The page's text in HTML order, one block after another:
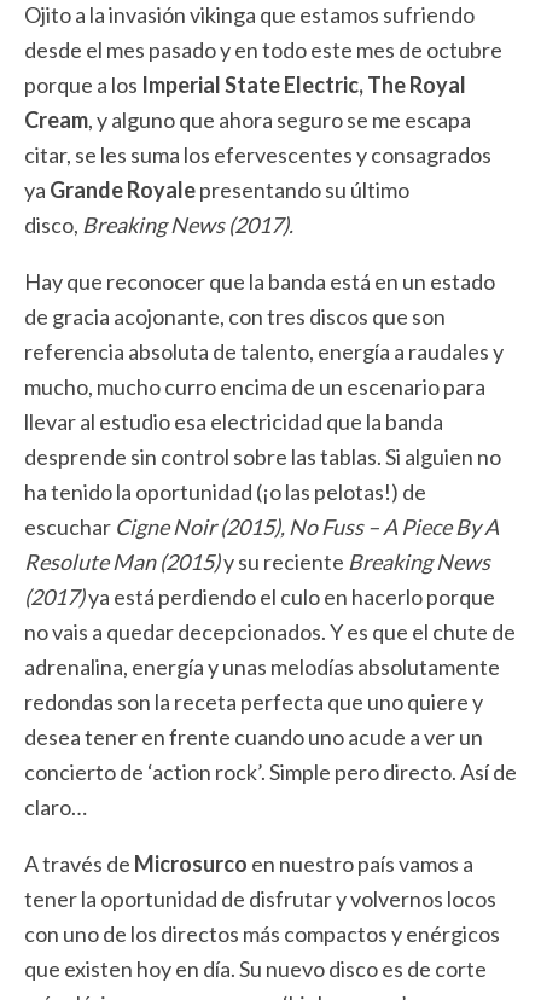
Ojito a la invasión vikinga que estamos sufriendo
desde el mes pasado y en todo este mes de octubre
porque a los Imperial State Electric, The Royal
Cream, y alguno que ahora seguro se me escapa
citar, se les suma los efervescentes y consagrados
ya Grande Royalepresentando su último
disco, Breaking News (2017).
Hay que reconocer que la banda está en un estado
de gracia acojonante, con tres discos que son
referencia absoluta de talento, energía a raudales y
mucho, mucho curro encima de un escenario para
llevar al estudio esa electricidad que la banda
desprende sin control sobre las tablas. Si alguien no
ha tenido la oportunidad (¡o las pelotas!) de
escuchar Cigne Noir (2015), No Fuss – A Piece By A
Resolute Man (2015)y su reciente Breaking News
(2017)ya está perdiendo el culo en hacerlo porque
no vais a quedar decepcionados. Y es que el chute de
adrenalina, energía y unas melodías absolutamente
redondas son la receta perfecta que uno quiere y
desea tener en frente cuando uno acude a ver un
concierto de ‘action rock’. Simple pero directo. Así de
claro…
A través de Microsurco en nuestro país vamos a
tener la oportunidad de disfrutar y volvernos locos
con uno de los directos más compactos y enérgicos
que existen hoy en día. Su nuevo disco es de corte